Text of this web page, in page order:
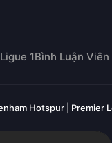
Ligue 1Bình Luận Viên
Hotspur | Premier